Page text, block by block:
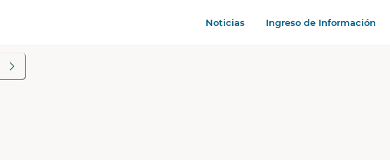
Noticias Ingreso de Información